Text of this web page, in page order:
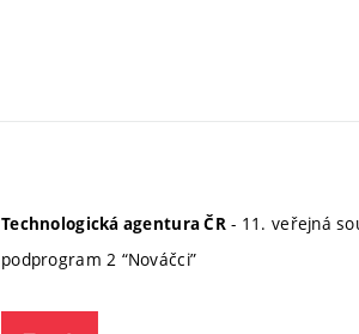
Technologická agentura ČR - 11. veřejná
podprogram 2 “Nováčci”